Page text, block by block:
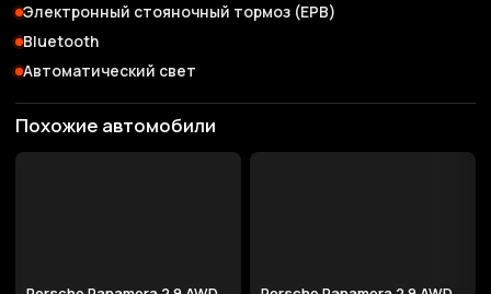
Электронный стояночный тормоз (EPB)
Bluetooth
Автоматический свет
Похожие автомобили